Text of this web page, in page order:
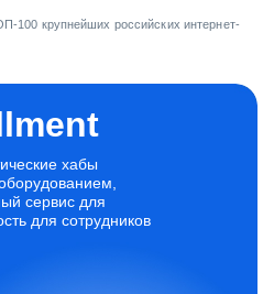
100 крупнейших российских интернет-
хабы
сервис для
для сотрудников